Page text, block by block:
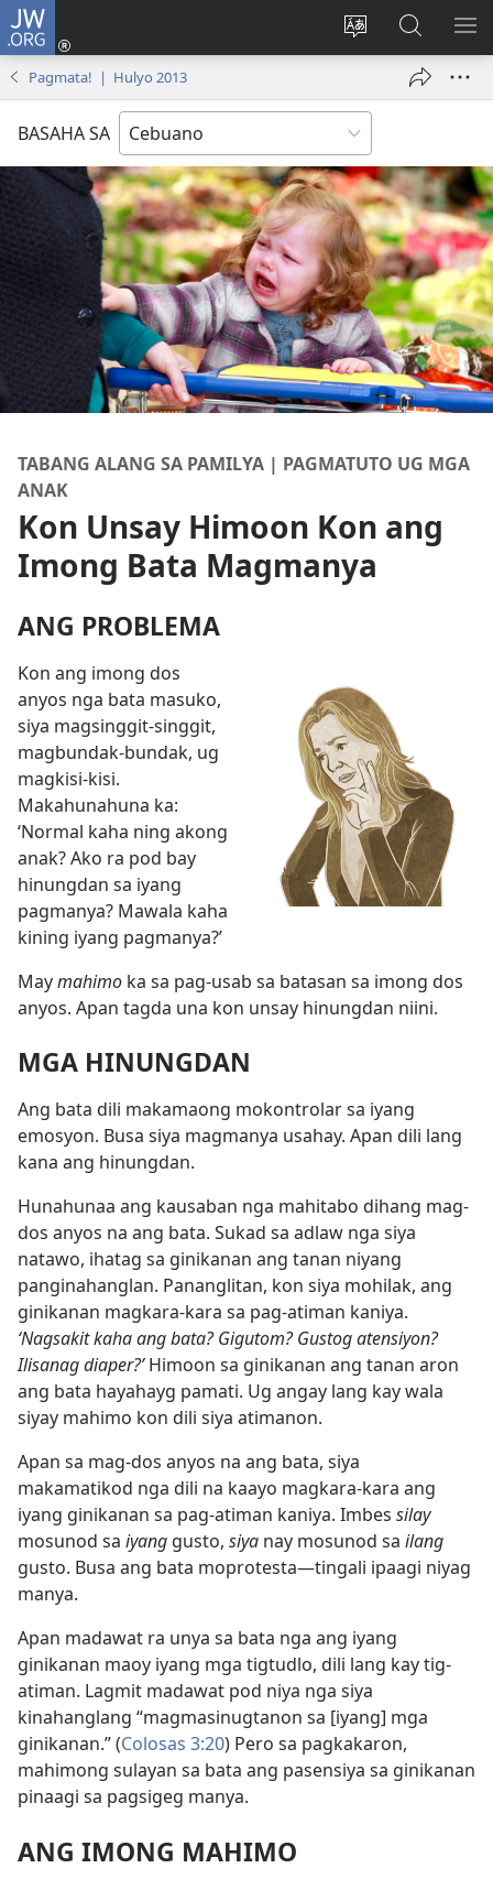
JW.ORG
Ilisi
pinulongan
sa
site
Log
ug
ong
window)
Pangitaa
sa
JW.ORG
Pagmata! | Hulyo 2013
BASAHA SA
TABANG ALANG SA PAMILYA | PAGMATUTO UG MGA
ANAK
Kon Unsay Himoon Kon ang
Imong Bata Magmanya
ANG PROBLEMA
Kon ang imong dos
anyos nga bata masuko,
siya magsinggit-singgit,
magbundak-bundak, ug
magkisi-kisi.
Makahunahuna ka:
‘Normal kaha ning akong
anak? Ako ra pod bay
hinungdan sa iyang
pagmanya? Mawala kaha
kining iyang pagmanya?’
Maymahimo ka sa pag-usab sa batasan sa imong dos
anyos. Apan tagda una kon unsay hinungdan niini.
MGA HINUNGDAN
Ang bata dili makamaong mokontrolar sa iyang
emosyon. Busa siya magmanya usahay. Apan dili lang
kana ang hinungdan.
Hunahunaa ang kausaban nga mahitabo dihang mag-
dos anyos na ang bata. Sukad sa adlaw nga siya
natawo, ihatag sa ginikanan ang tanan niyang
panginahanglan. Pananglitan, kon siya mohilak, ang
ginikanan magkara-kara sa pag-atiman kaniya.
‘Nagsakit kaha ang bata? Gigutom? Gustog atensiyon?
Ilisanag diaper?’Himoon sa ginikanan ang tanan aron
ang bata hayahayg pamati. Ug angay lang kay wala
siyay mahimo kon dili siya atimanon.
Apan sa mag-dos anyos na ang bata, siya
makamatikod nga dili na kaayo magkara-kara ang
iyang ginikanan sa pag-atiman kaniya. Imbes silay
mosunod sa iyang gusto, siya nay mosunod sa ilang
gusto. Busa ang bata moprotesta—tingali ipaagi niyag
manya.
Apan madawat ra unya sa bata nga ang iyang
ginikanan maoy iyang mga tigtudlo, dili lang kay tig-
atiman. Lagmit madawat pod niya nga siya
kinahanglang “magmasinugtanon sa [iyang] mga
ginikanan.” (Colosas 3:20) Pero sa pagkakaron,
mahimong sulayan sa bata ang pasensiya sa ginikanan
pinaagi sa pagsigeg manya.
ANG IMONG MAHIMO